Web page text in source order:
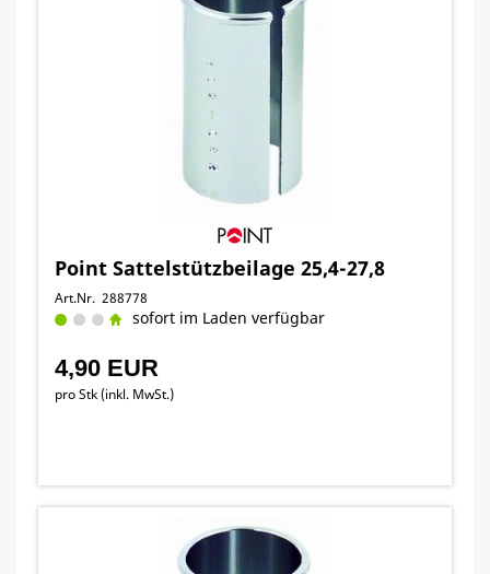
Point Sattelstützbeilage 25,4-27,8
Art.Nr. 288778
sofort im Laden verfügbar
4,90 EUR
pro Stk (inkl. MwSt.)